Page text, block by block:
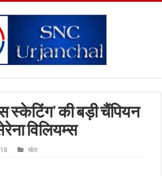
स्केटिंग’ की बड़ी चैंपियन
विलियम्स
खेल